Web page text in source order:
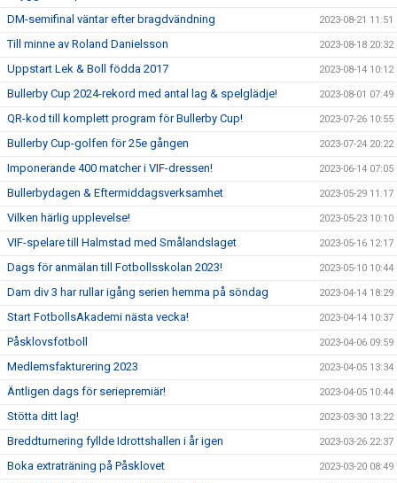
DM-semifinal väntar efter bragdvändning 2023-08-21 11:51
Till minne av Roland Danielsson 2023-08-18 20:32
Uppstart Lek & Boll födda 2017 2023-08-14 10:12
Bullerby Cup 2024-rekord med antal lag & spelglädje! 2023-08-01 07:49
QR-kod till komplett program för Bullerby Cup! 2023-07-26 10:55
Bullerby Cup-golfen för 25e gången 2023-07-24 20:22
Imponerande 400 matcher i VIF-dressen! 2023-06-14 07:05
Bullerbydagen & Eftermiddagsverksamhet 2023-05-29 11:17
Vilken härlig upplevelse! 2023-05-23 10:10
VIF-spelare till Halmstad med Smålandslaget 2023-05-16 12:17
Dags för anmälan till Fotbollsskolan 2023! 2023-05-10 10:44
Dam div 3 har rullar igång serien hemma på söndag 2023-04-14 18:29
Start FotbollsAkademi nästa vecka! 2023-04-14 10:37
Påsklovsfotboll 2023-04-06 09:59
Medlemsfakturering 2023 2023-04-05 13:34
Äntligen dags för seriepremiär! 2023-04-05 10:44
Stötta ditt lag! 2023-03-30 13:22
Breddturnering fyllde Idrottshallen i år igen 2023-03-26 22:37
Boka extraträning på Påsklovet 2023-03-20 08:49